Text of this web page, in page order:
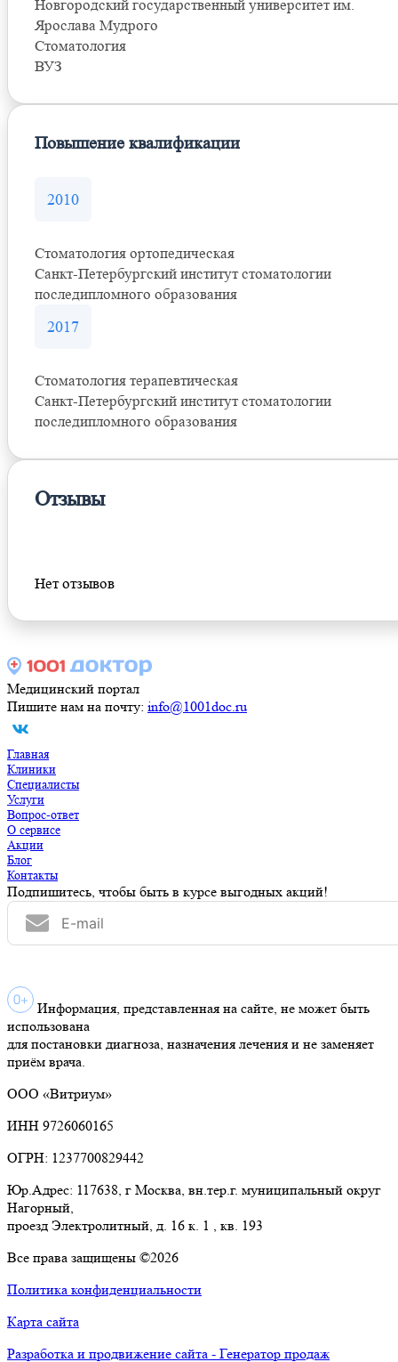
Новгородский государственный университет им.
Ярослава Мудрого
Стоматология
ВУЗ
Повышение квалификации
2010
Стоматология ортопедическая
Санкт-Петербургский институт стоматологии
последипломного образования
2017
Стоматология терапевтическая
Санкт-Петербургский институт стоматологии
последипломного образования
Отзывы
Нет отзывов
Медицинский портал
Пишите нам на почту: info@1001doc.ru
Главная
Клиники
Специалисты
Услуги
Вопрос-ответ
О сервисе
Акции
Блог
Контакты
Подпишитесь, чтобы быть в курсе выгодных акций!
Информация, представленная на сайте, не может быть
использована
для постановки диагноза, назначения лечения и не заменяет
приём врача.
ООО «Витриум»
ИНН 9726060165
ОГРН: 1237700829442
Юр.Адрес: 117638, г Москва, вн.тер.г. муниципальный округ
Нагорный,
проезд Электролитный, д. 16 к. 1 , кв. 193
Все права защищены ©2026
Политика конфиденциальности
Карта сайта
Разработка и продвижение сайта - Генератор продаж